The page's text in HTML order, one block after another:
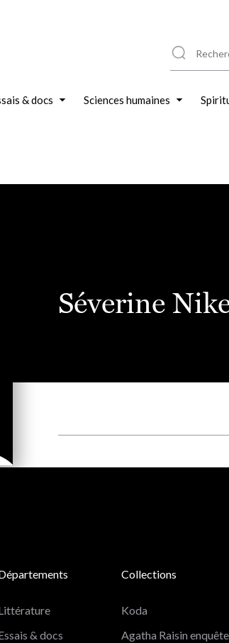
& docs Sciences humaines
Séverine
& docs
Collections
Koda
Agatha Raisin enquête